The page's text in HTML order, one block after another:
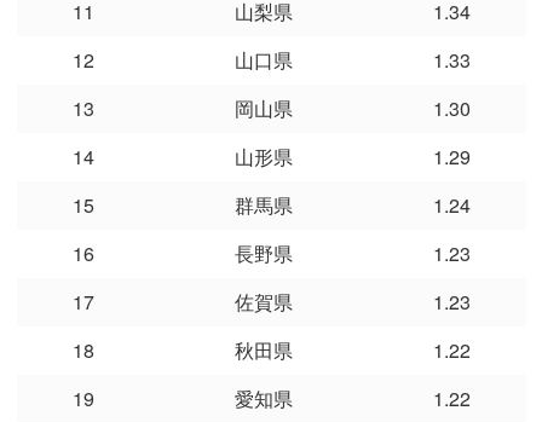
11
山梨県
1.34
12
山口県
1.33
13
岡山県
1.30
14
山形県
1.29
15
群馬県
1.24
16
長野県
1.23
17
佐賀県
1.23
18
秋田県
1.22
19
愛知県
1.22